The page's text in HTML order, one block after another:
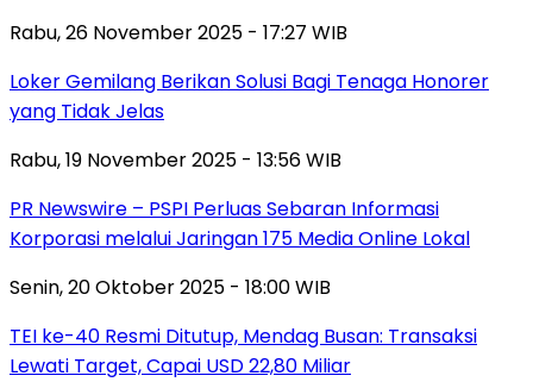
Rabu, 26 November 2025 - 17:27 WIB
Loker Gemilang Berikan Solusi Bagi Tenaga Honorer
yang Tidak Jelas
Rabu, 19 November 2025 - 13:56 WIB
PR Newswire – PSPI Perluas Sebaran Informasi
Korporasi melalui Jaringan 175 Media Online Lokal
Senin, 20 Oktober 2025 - 18:00 WIB
TEI ke-40 Resmi Ditutup, Mendag Busan: Transaksi
Lewati Target, Capai USD 22,80 Miliar